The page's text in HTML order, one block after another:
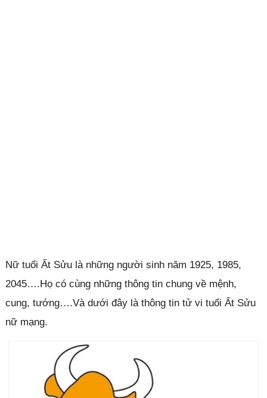
Nữ tuổi Ất Sửu là những người sinh năm 1925, 1985,
2045….Họ có cùng những thông tin chung về mệnh,
cung, tướng….Và dưới đây là thông tin tử vi tuổi Ất Sửu
nữ mạng.